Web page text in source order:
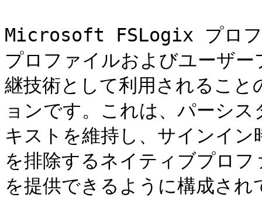
Microsoft FSLogix プロフ
プロファイルおよびユーザー
継技術として利用されるこ
ョンです。これは、パーシ
キストを維持し、サインイ
を排除するネイティブプロ
を提供できるように構成され